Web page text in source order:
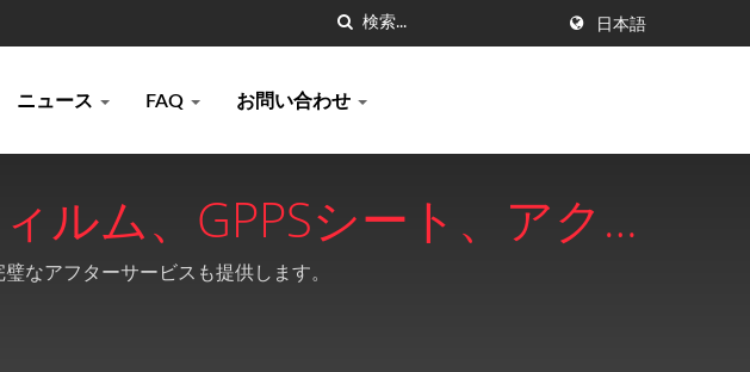
日本語
ニュース FAQ お問い合わせ
ルム、GPPSシート、アク
経験 | Kao-Chia Plastics
なアフターサービスも提供します。